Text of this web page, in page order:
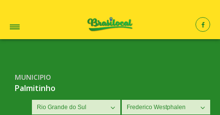
MUNICIPIO
Palmitinho